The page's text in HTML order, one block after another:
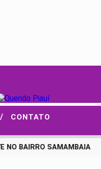
/ CONTATO
BAIRRO SAMAMBAIA